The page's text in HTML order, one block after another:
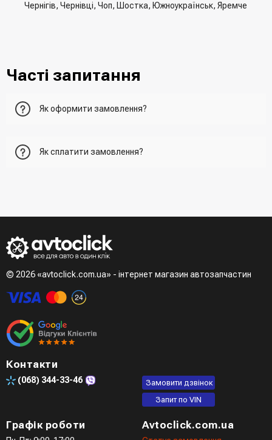
Чернігів, Чернівці, Чоп, Шостка, Южноукраїнськ, Яремче
Часті запитання
Як оформити замовлення?
нього та вказати всю необхідну інформацію про
зателефонує менеджер для підтвердження та уточнення
Третій варіант - зробити замовлення в телефонному
Четвертий варіант - замовити через доступні месенджери
(viber, telegram)
Як сплатити замовлення?
© 2026 «avtoclick.com.ua» - інтернет магазин автозапчастин
Контакти
(068) 344-33-46
Замовити дзвінок
Запит по VIN
Графік роботи Avtoclick.com.ua